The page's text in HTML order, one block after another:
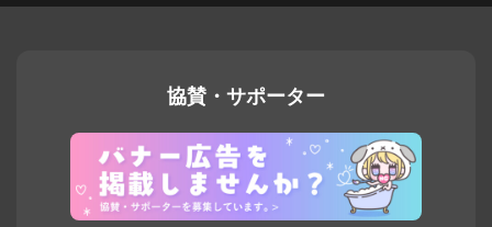
協賛・サポーター